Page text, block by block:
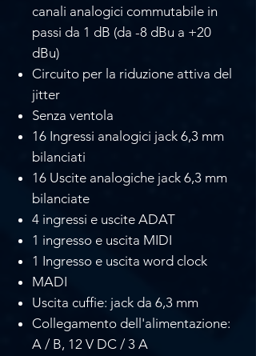
canali analogici commutabile in
passi da 1 dB (da -8 dBu a +20
dBu)
Circuito per la riduzione attiva del
jitter
Senza ventola
16 Ingressi analogici jack 6,3 mm
bilanciati
16 Uscite analogiche jack 6,3 mm
bilanciate
4 ingressi e uscite ADAT
1 ingresso e uscita MIDI
1 Ingresso e uscita word clock
MADI
Uscita cuffie: jack da 6,3 mm
Collegamento dell'alimentazione:
A / B, 12 V DC / 3 A